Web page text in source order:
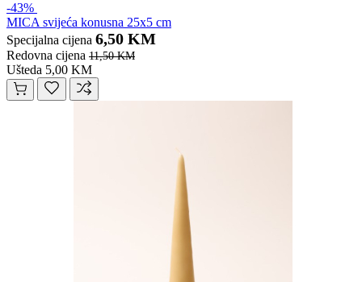
-43%
MICA svijeća konusna 25x5 cm
Specijalna cijena 6,50 KM
Redovna cijena 11,50 KM
Ušteda 5,00 KM